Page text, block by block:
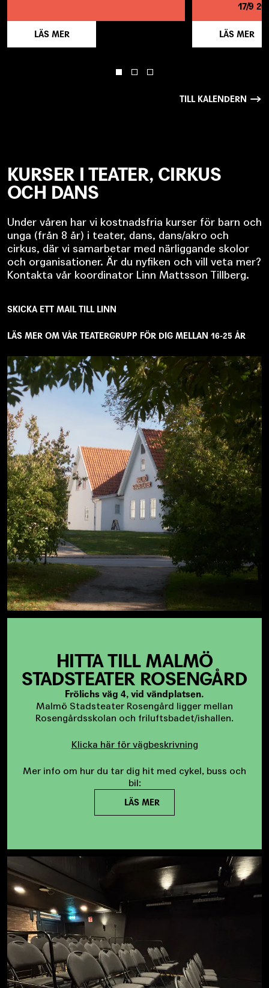
LÄS MER
17/9
LÄS MER
TILL KALENDERN
KURSER I TEATER, CIRKUS
OCH DANS
Under våren har vi kostnadsfria kurser för barn och
unga (från 8 år) i teater, dans, dans/akro och
cirkus, där vi samarbetar med närliggande skolor
och organisationer. Är du nyfiken och vill veta mer?
Kontakta vår koordinator Linn Mattsson Tillberg.
SKICKA ETT MAIL TILL LINN
LÄS MER OM VÅR TEATERGRUPP FÖR DIG MELLAN 16-25 ÅR
HITTA TILL MALMÖ
STADSTEATER ROSENGÅRD
Frölichs väg 4, vid vändplatsen.
Malmö Stadsteater Rosengård ligger mellan
Rosengårdsskolan och friluftsbadet/ishallen.
Klicka här för vägbeskrivning
Mer info om hur du tar dig hit med cykel, buss och
bil:
LÄS MER